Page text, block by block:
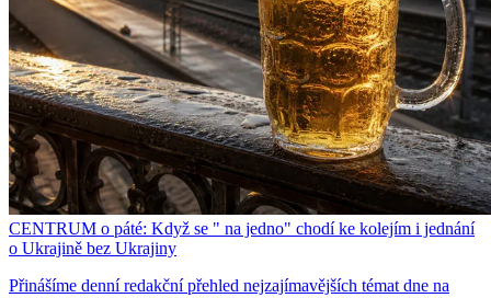
CENTRUM o páté: Když se " na jedno" chodí ke kolejím i jednání
o Ukrajině bez Ukrajiny
Přinášíme denní redakční přehled nejzajímavějších témat dne na